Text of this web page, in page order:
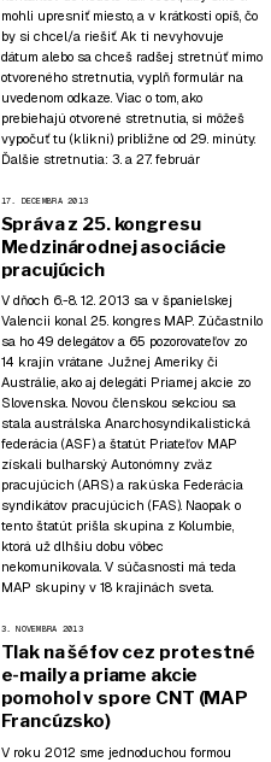
mohli upresniť miesto, a v krátkosti opíš, čo
by si chcel/a riešiť. Ak ti nevyhovuje
dátum alebo sa chceš radšej stretnúť mimo
otvoreného stretnutia, vyplň formulár na
uvedenom odkaze. Viac o tom, ako
prebiehajú otvorené stretnutia, si môžeš
vypočuťtu (klikni)približne od 29. minúty.
Ďalšie stretnutia: 3. a 27. február
17. DECEMBRA 2013
Správa z 25. kongresu
Medzinárodnej asociácie
pracujúcich
V dňoch 6.-8. 12. 2013 sa v španielskej
Valencii konal 25. kongres MAP. Zúčastnilo
sa ho 49 delegátov a 65 pozorovateľov zo
14 krajín vrátane Južnej Ameriky či
Austrálie, ako aj delegáti Priamej akcie zo
Slovenska. Novou členskou sekciou sa
stala austrálska Anarchosyndikalistická
federácia (ASF)a štatút Priateľov MAP
získali bulharský Autonómny zväz
pracujúcich (ARS)a rakúska Federácia
syndikátov pracujúcich (FAS). Naopak o
tento štatút prišla skupina z Kolumbie,
ktorá už dlhšiu dobu vôbec
nekomunikovala. V súčasnosti má teda
MAP skupiny v 18 krajinách sveta.
3. NOVEMBRA 2013
Tlak na šéfov cez protestné
e-maily a priame akcie
pomohol v spore CNT (MAP
Francúzsko)
V roku 2012 sme jednoduchou formou